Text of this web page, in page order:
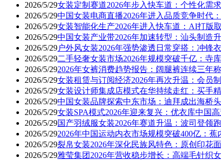
2026/5/29女装定制赛道2026年步入快车道：个性化需
2026/5/29中国女装电商直播2026年进入品质竞争时代
2026/5/29女装智能化生产2026年进入快车道：AI打版
2026/5/29中国女装产业带2026年加速转型：汕头制造
2026/5/29户外风女装2026年强势渗透日常穿搭：冲锋
2026/5/29二手轻奢女装市场2026年规模突破千亿：寺
2026/5/292026年女裤消费趋势报告：阔腿裤连续三年
2026/5/29女装租赁与订阅经济2026年再次升温：会员
2026/5/29女装设计师集成店模式在华持续走红：买手
2026/5/29中国女装品牌探索中东市场：迪拜成出海桥
2026/5/29女装SPA模式2026年迎来复兴：优衣库中国
2026/5/29国产羽绒服女装2026年赛道升温：波司登领
2026/5/292026年中国运动内衣市场规模突破400亿：
2026/5/29裂帛女装2026年深化民族风特色：原创印花
2026/5/29雅莹集团2026年营收稳步增长：高端毛针织